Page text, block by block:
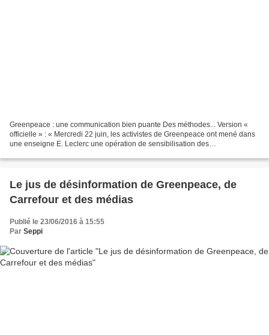
Greenpeace : une communication bien puante Des méthodes... Version «
officielle » : « Mercredi 22 juin, les activistes de Greenpeace ont mené dans
une enseigne E. Leclerc une opération de sensibilisation des
Le jus de désinformation de Greenpeace, de
Carrefour et des médias
Publié le 23/06/2016 à 15:55
Par Seppi